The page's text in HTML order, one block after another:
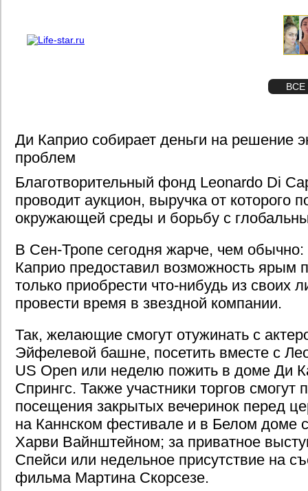
ВСЕ
Ди Каприо собирает деньги на решение
проблем
Благотворительный фонд Leonardo Di
проводит аукцион, выручка от которого
окружающей среды и борьбу с
В Сен-Тропе сегодня жарче, чем
Каприо предоставил возможность ярым
только приобрести что-нибудь из своих
провести время в звездной компании.
Так, желающие смогут отужинать с
Эйфелевой башне, посетить вместе с
US Open или неделю пожить в доме Ди
Спрингс. Также участники торгов смогут
посещения закрытых вечеринок перед
на Каннском фестивале и в Белом доме
Харви Вайнштейном; за приватное
Спейси или недельное присутствие на
фильма Мартина Скорсезе.